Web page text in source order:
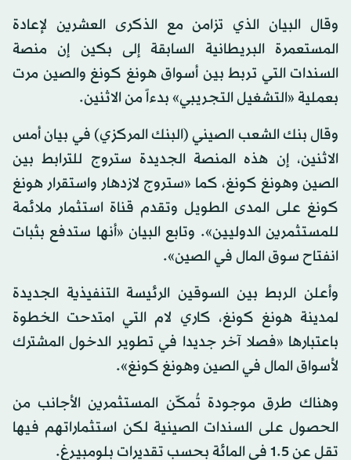
وقال البيان الذي تزامن مع الذكرى العشرين لإعادة
المستعمرة البريطانية السابقة إلى بكين إن منصة
السندات التي تربط بين أسواق هونغ كونغ والصين مرت
بعملية «التشغيل التجريبي» بدءاً من الاثنين.
وقال بنك الشعب الصيني (البنك المركزي) في بيان أمس
الاثنين، إن هذه المنصة الجديدة ستروج للترابط بين
الصين وهونغ كونغ، كما «ستروج لازدهار واستقرار هونغ
كونغ على المدى الطويل وتقدم قناة استثمار ملائمة
للمستثمرين الدوليين». وتابع البيان «أنها ستدفع بثبات
انفتاح سوق المال في الصين».
وأعلن الربط بين السوقين الرئيسة التنفيذية الجديدة
لمدينة هونغ كونغ، كاري لام التي امتدحت الخطوة
باعتبارها «فصلا آخر جديدا في تطوير الدخول المشترك
لأسواق المال في الصين وهونغ كونغ».
وهناك طرق موجودة تُمكّن المستثمرين الأجانب من
الحصول على السندات الصينية لكن استثماراتهم فيها
تقل عن 1.5 في المائة بحسب تقديرات بلومبيرغ.